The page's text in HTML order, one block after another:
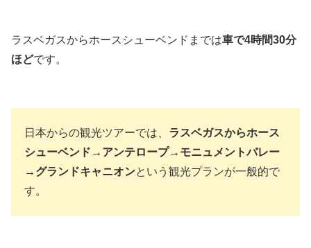
ラスベガスからホースシューベンドまでは車で4時間30分
ほどです。
日本からの観光ツアーでは、 ラスベガスからホース
シューベンド→アンテロープ→モニュメントバレー
→グランドキャニオンという観光プランが一般的で
す。